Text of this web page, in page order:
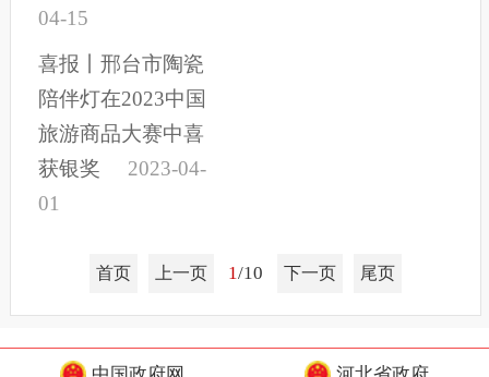
04-15
喜报丨邢台市陶瓷
陪伴灯在2023中国
旅游商品大赛中喜
获银奖
2023-04-
01
首页 上一页 1/10 下一页 尾页